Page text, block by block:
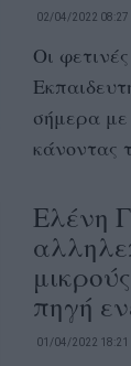
02/04/2022 08:27
Οι
σήμερα
κάνοντας
Ελένη
πηγή
01/04/2022 18:21